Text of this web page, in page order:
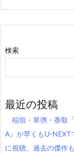
検索
最近の投稿
稲垣・草彅・香取
A』が早くもU-
に視聴、過去の傑作